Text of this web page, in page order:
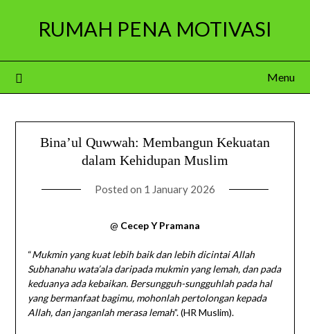
RUMAH PENA MOTIVASI
Menu
Bina’ul Quwwah: Membangun Kekuatan
dalam Kehidupan Muslim
Posted on 1 January 2026
@ Cecep Y Pramana
“Mukmin yang kuat lebih baik dan lebih dicintai Allah
Subhanahu wata’ala daripada mukmin yang lemah, dan pada
keduanya ada kebaikan. Bersungguh-sungguhlah pada hal
yang bermanfaat bagimu, mohonlah pertolongan kepada
Allah, dan janganlah merasa lemah”. (HR Muslim).